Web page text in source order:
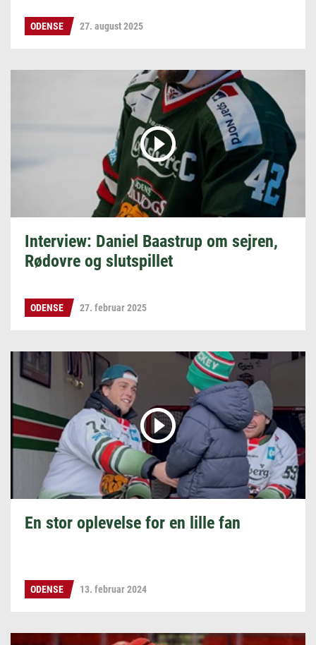
ODENSE 27. august 2025
Interview: Daniel Baastrup om sejren,
Rødovre og slutspillet
ODENSE 27. februar 2025
En stor oplevelse for en lille fan
ODENSE 13. februar 2024